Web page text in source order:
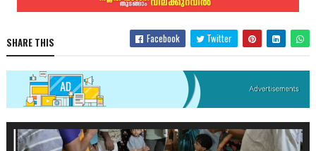
SHARE THIS Facebook Twitter